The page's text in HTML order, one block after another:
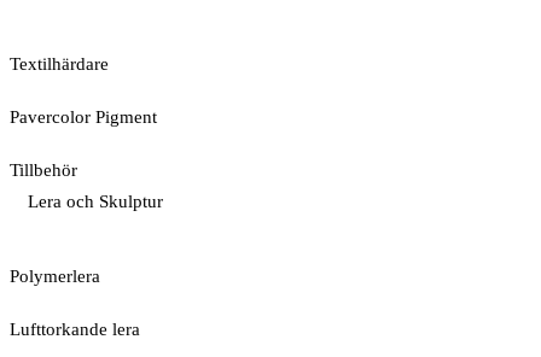
Textilhärdare
Pavercolor Pigment
Tillbehör
Lera och Skulptur
Polymerlera
Lufttorkande lera